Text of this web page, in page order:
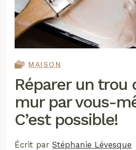
MAISON
Réparer un trou
mur par vous-
C’est possible!
Écrit parStéphanie Lévesque